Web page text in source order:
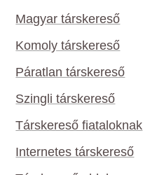
Magyar társkereső
Komoly társkereső
Páratlan társkereső
Szingli társkereső
Társkereső fiataloknak
Internetes társkereső